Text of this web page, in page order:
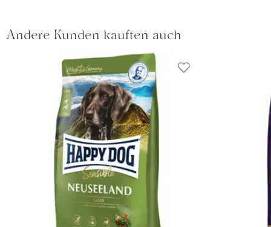
Andere Kunden kauften auch